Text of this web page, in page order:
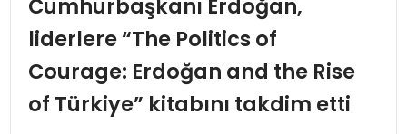
MAGAZIN
EKONOMI
SPOR
Cumhurbaşkanı Erdoğan,
liderlere “The Politics of
Courage: Erdoğan and the Rise
of Türkiye” kitabını takdim etti